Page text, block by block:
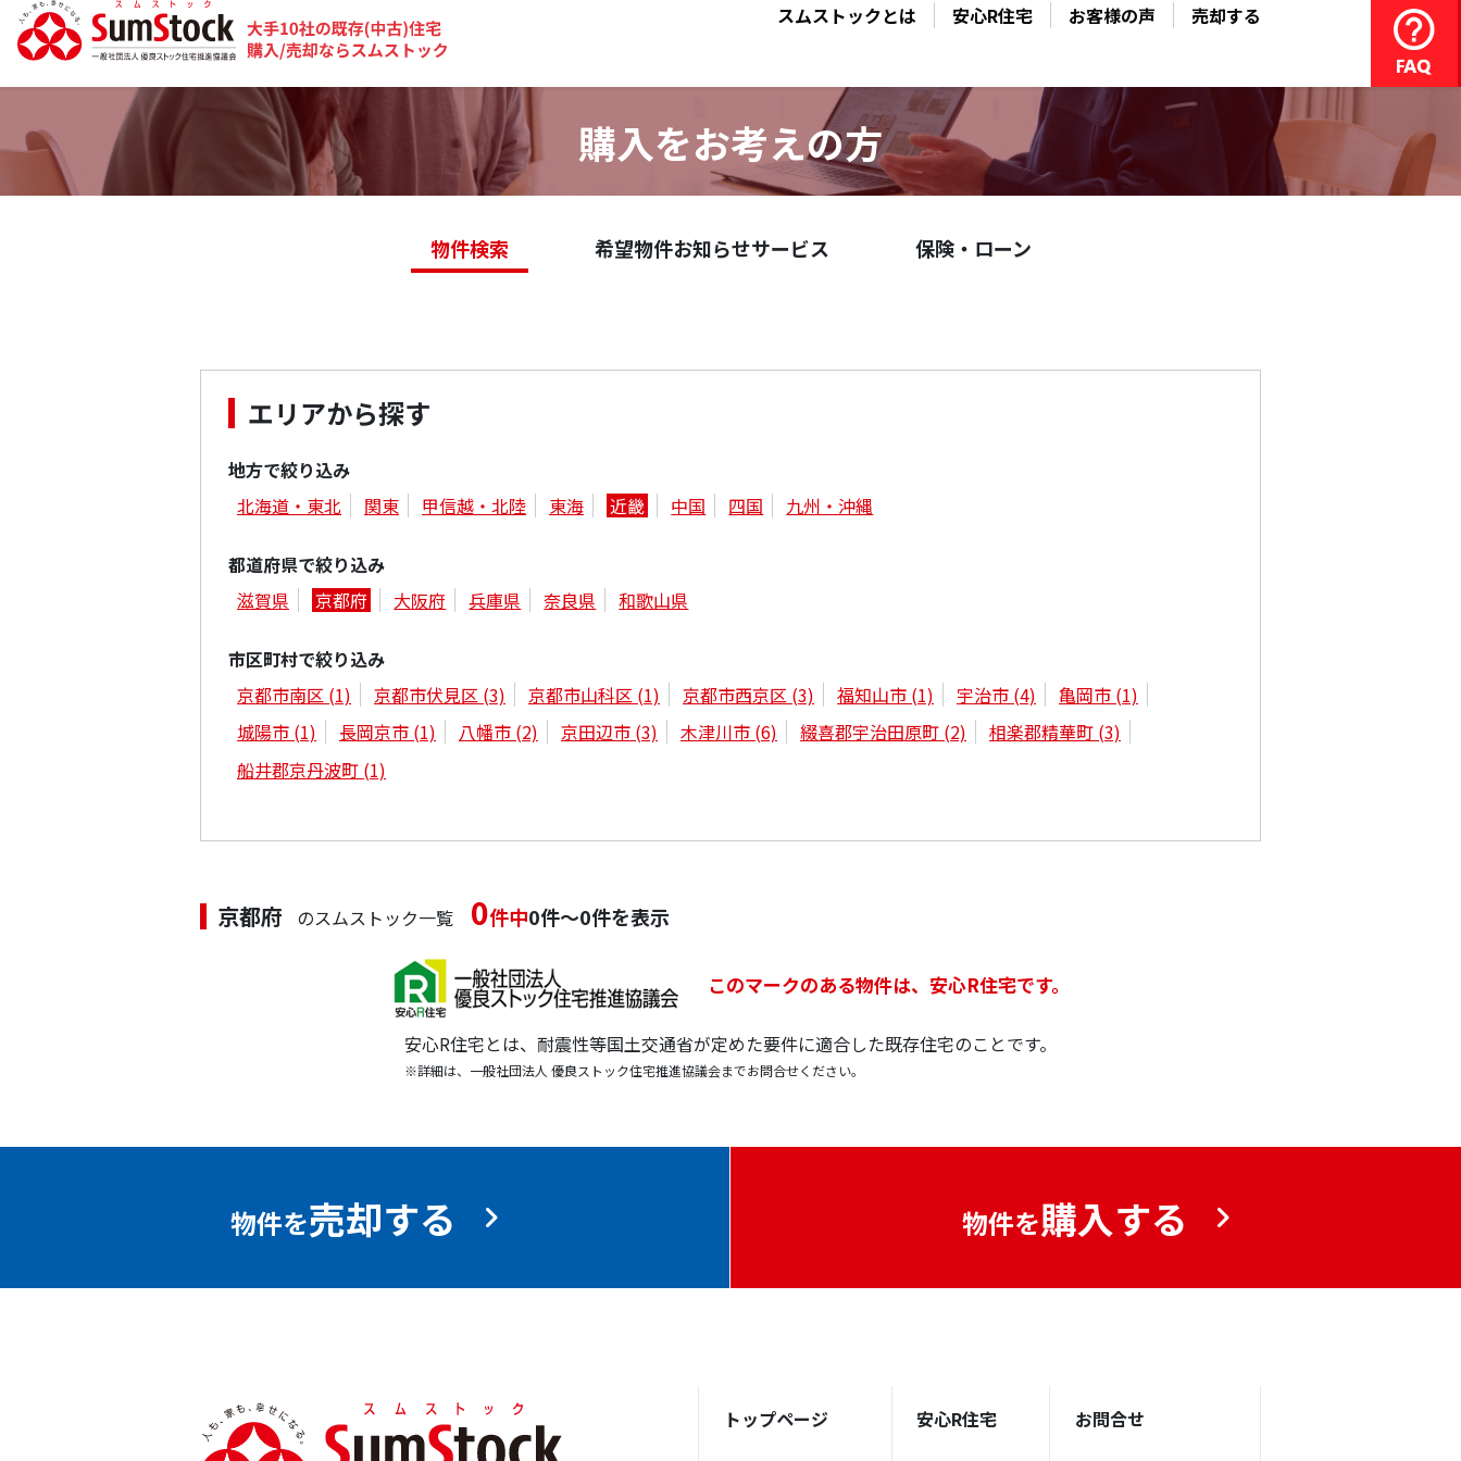
スムストックとは 安心R住宅 お客様の声 売却する
購入をお考えの方
物件検索 希望物件お知らせサービス 保険・ローン
エリアから探す
地方で絞り込み
北海道・東北
関東 甲信越・北陸 東海 近畿 中国 四国 九州・沖縄
都道府県で絞り込み
滋賀県
京都府 大阪府 兵庫県 奈良県 和歌山県
市区町村で絞り込み
京都市南区 (1) 京都市伏見区 (3) 京都市山科区 (1) 京都市西京区 (3) 福知山市 (1) 宇治市 (4) 亀岡市 (1)
城陽市 (1) 長岡京市 (1) 八幡市 (2) 京田辺市 (3) 木津川市 (6) 綴喜郡宇治田原町 (2) 相楽郡精華町 (3)
船井郡京丹波町 (1)
京都府 のスムストック一覧 0件中0件～0件を表示
このマークのある物件は、安心R住宅です。
安心R住宅とは、耐震性等国土交通省が定めた要件に適合した既存住宅のことです。
※詳細は、一般社団法人 優良ストック住宅推進協議会までお問合せください。
物件を売却する 物件を購入する
トップページ 安心R住宅 お問合せ